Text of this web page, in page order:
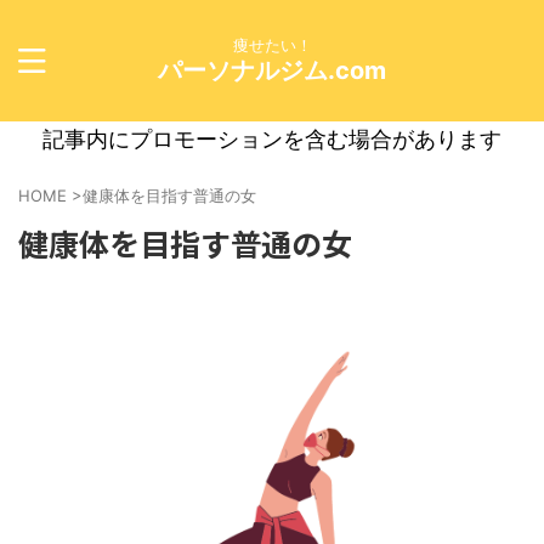
痩せたい！
パーソナルジム.com
記事内にプロモーションを含む場合があります
HOME >健康体を目指す普通の女
健康体を目指す普通の女